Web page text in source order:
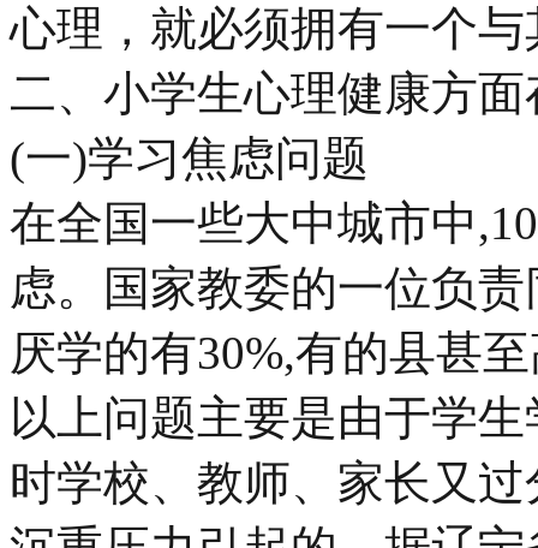
心理，就必须拥有一个
二、小学生心理健康方
(一)学习焦虑问题
在全国一些大中城市中
虑。国家教委的一位负
厌学的有30%,有的县甚
以上问题主要是由于学
时学校、教师、家长又